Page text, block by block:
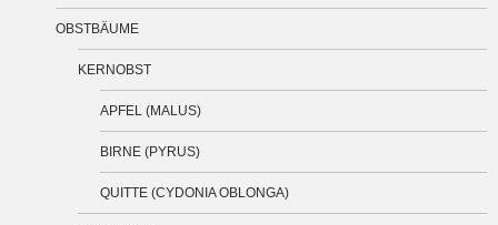
OBSTBÄUME
KERNOBST
APFEL (MALUS)
BIRNE (PYRUS)
QUITTE (CYDONIA OBLONGA)